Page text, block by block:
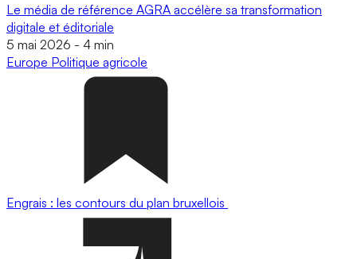
Le média de référence AGRA accélère sa transformation
digitale et éditoriale
5 mai 2026 - 4 min
Europe Politique agricole
Engrais : les contours du plan bruxellois